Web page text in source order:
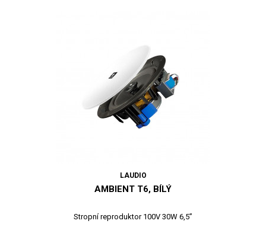
LAUDIO
AMBIENT T6, BÍLÝ
Stropní reproduktor 100V 30W 6,5”